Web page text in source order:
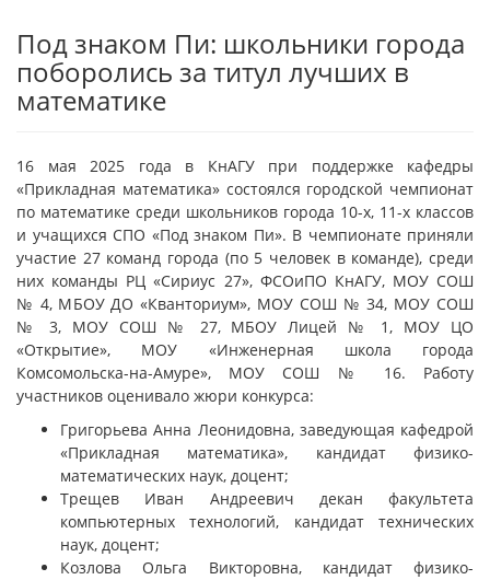
Под знаком Пи: школьники города
поборолись за титул лучших в
математике
16 мая 2025 года в КнАГУ при поддержке кафедры
«Прикладная математика» состоялся городской чемпионат
по математике среди школьников города 10-х, 11-х классов
и учащихся СПО «Под знаком Пи». В чемпионате приняли
участие 27 команд города (по 5 человек в команде), среди
них команды РЦ «Сириус 27», ФСОиПО КнАГУ, МОУ СОШ
№ 4, МБОУ ДО «Кванториум», МОУ СОШ № 34, МОУ СОШ
№ 3, МОУ СОШ № 27, МБОУ Лицей № 1, МОУ ЦО
«Открытие», МОУ «Инженерная школа города
Комсомольска-на-Амуре», МОУ СОШ № 16. Работу
участников оценивало жюри конкурса:
Григорьева Анна Леонидовна, заведующая кафедрой
«Прикладная математика», кандидат физико-
математических наук, доцент;
Трещев Иван Андреевич декан факультета
компьютерных технологий, кандидат технических
наук, доцент;
Козлова Ольга Викторовна, кандидат физико-